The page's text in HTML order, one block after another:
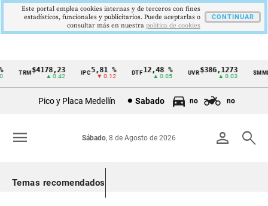
Cintillo
Colombia
TRM$4178,23
▲ 0.42
5,81 %
▼ 0.12
DTF12,48 %
▲ 0.05
UVR$386,1273
▲ 0.03
SMMLV
Pico y Placa Medellín Sabado no no
person search
Sábado, 8 de Agosto de 2026
menu
Temas recomendados
Este portal emplea cookies internas y de terceros con fines
estadísticos, funcionales y publicitarios. Puede aceptarlas o
consultar más en nuestra politica de cookies
CONTINUAR